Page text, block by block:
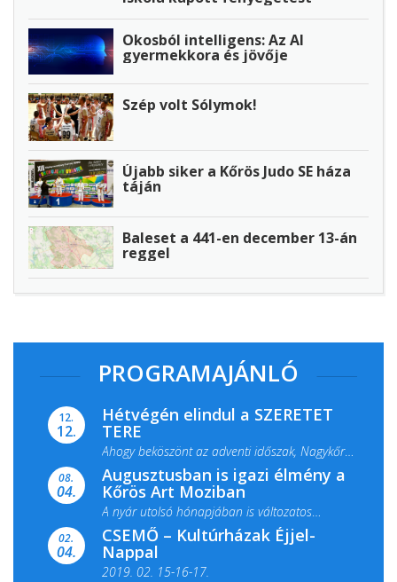
Okosból intelligens: Az AI
gyermekkora és jövője
Szép volt Sólymok!
Újabb siker a Kőrös Judo SE háza
táján
Baleset a 441-en december 13-án
reggel
PROGRAMAJÁNLÓ
12.
12.
Hétvégén elindul a SZERETET
TERE
Ahogy beköszönt az adventi időszak, Nagykőrös
ismét megtelik ünnepi fénnyel és közös...
08.
04.
Augusztusban is igazi élmény a
Kőrös Art Moziban
A nyár utolsó hónapjában is változatos
filmkínálattal, családi...
02.
04.
CSEMŐ – Kultúrházak Éjjel-
Nappal
2019. 02. 15-16-17.